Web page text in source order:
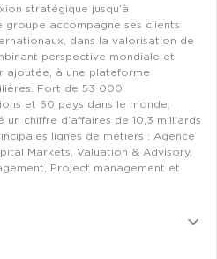
stratégique jusqu’à
groupe accompagne ses clients
dans la valorisation de
perspective mondiale et
ajoutée, à une plateforme
Fort de 53 000
et 60 pays dans le monde,
un chiffre d’affaires de 10,3 milliards
lignes de métiers : Agence
Markets, Valuation & Advisory,
Project management et